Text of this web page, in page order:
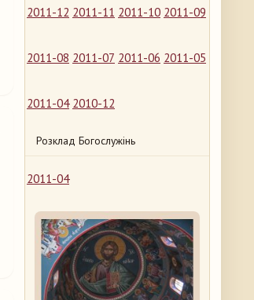
2011-12 2011-11 2011-10 2011-09
2011-08 2011-07 2011-06 2011-05
2011-04 2010-12
Розклад Богослужінь
2011-04